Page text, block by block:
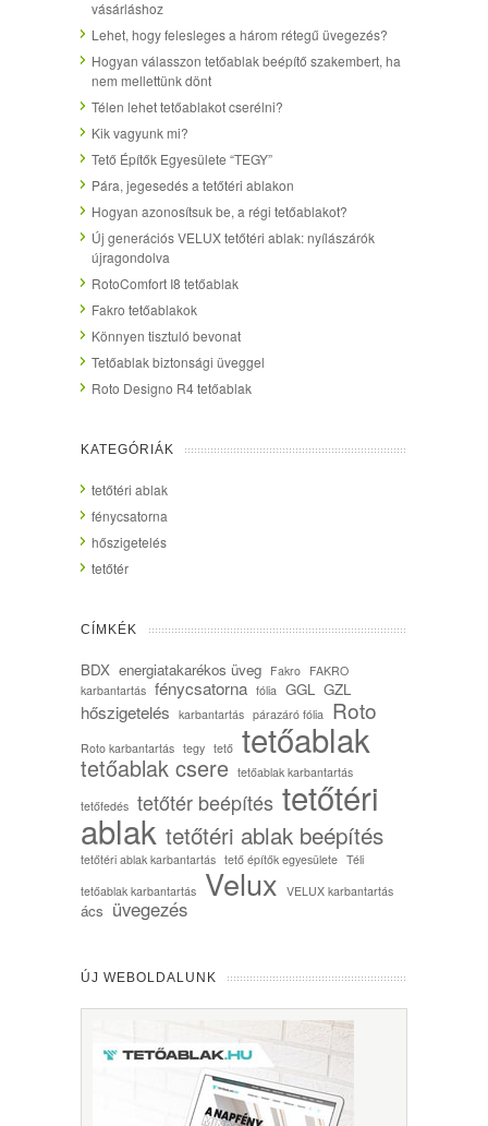
vásárláshoz
Lehet, hogy felesleges a három rétegű üvegezés?
Hogyan válasszon tetőablak beépítő szakembert, ha
nem mellettünk dönt
Télen lehet tetőablakot cserélni?
Kik vagyunk mi?
Tető Építők Egyesülete “TEGY”
Pára, jegesedés a tetőtéri ablakon
Hogyan azonosítsuk be, a régi tetőablakot?
Új generációs VELUX tetőtéri ablak: nyílászárók
újragondolva
RotoComfort I8 tetőablak
Fakro tetőablakok
Könnyen tisztuló bevonat
Tetőablak biztonsági üveggel
Roto Designo R4 tetőablak
KATEGÓRIÁK
tetőtéri ablak
fénycsatorna
hőszigetelés
tetőtér
CÍMKÉK
BDX energiatakarékos üveg Fakro FAKRO
karbantartás fénycsatorna fólia GGL GZL
hőszigetelés karbantartás párazáró fólia Roto
Roto karbantartás tegy tető tetőablak
tetőablak csere tetőablak karbantartás
tetőfedés tetőtér beépítés tetőtéri
ablak tetőtéri ablak beépítés
tetőtéri ablak karbantartás tető építők egyesülete Téli
tetőablak karbantartás Velux VELUX karbantartás
ács üvegezés
ÚJ WEBOLDALUNK